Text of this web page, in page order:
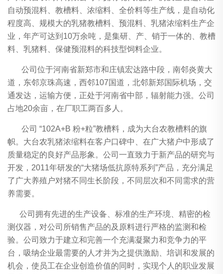
自动预混料、教槽料、浓缩料、全价料等生产线，是自动化
程度高、规模大的乳猪教槽料、预混料、乳猪浓缩料生产企
业，年产可达到10万余吨，是集研、产、销于一体的、教槽
料、乳猪料、保健预混料的科技型饲料企业。
公司位于河南省新郑市和庄镇宏达路中段，南邻炎黄大
道，东邻京珠高速，西邻107国道，北邻新郑国际机场，交
通发达，运输方便，正处于河南省中部，辐射能力强。公司
占地20余亩，在厂职工两百多人。
公司 “102A+B 粉+粒”教槽料，成为大台农教槽料的旗
帜。大台农乳猪浓缩料在客户口碑中、在广大猪户中形成了
质量稳定的良好产品形象。公司一直致力于新产品的研究与
开发，2011年研发的“大猪场低抗原特系列”产品，充分满足
了广大养殖户对猪不同生长阶段，不同层次和不同需求的营
养需要。
公司拥有先进的生产设备、标准的生产环境、精密的检
测仪器，对公司所销售产品的及原料进行严格的监测和检
验。公司致力于建立和完善一个充满凝聚力和竞争力的平
台，吸纳企业最需要的人才并为之提供激励、培训和发展的
机会，使员工在企业创造价值的同时，实现个人的职业发展